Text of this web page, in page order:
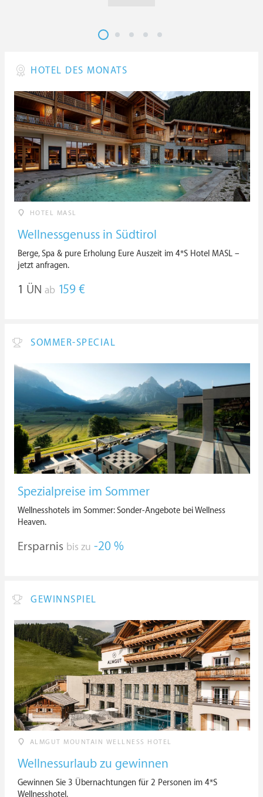
HOTEL DES MONATS
HOTEL MASL
Wellnessgenuss in Südtirol
Berge, Spa & pure Erholung Eure Auszeit im 4*S Hotel MASL –
jetzt anfragen.
1 ÜN ab 159 €
SOMMER-SPECIAL
Spezialpreise im Sommer
Wellnesshotels im Sommer: Sonder-Angebote bei Wellness
Heaven.
Ersparnis bis zu -20 %
GEWINNSPIEL
ALMGUT MOUNTAIN WELLNESS HOTEL
Wellnessurlaub zu gewinnen
Gewinnen Sie 3 Übernachtungen für 2 Personen im 4*S
Wellnesshotel.